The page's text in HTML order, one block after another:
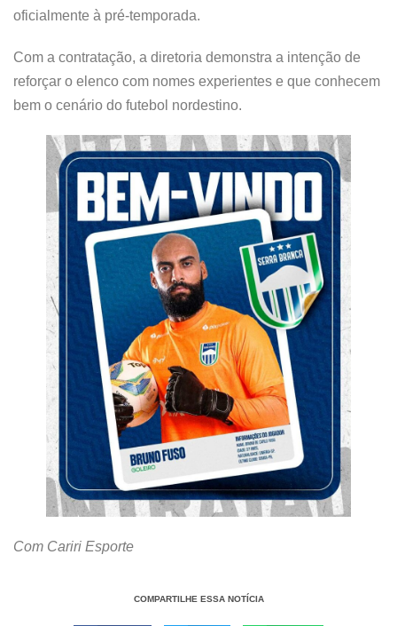
oficialmente à pré-temporada.
Com a contratação, a diretoria demonstra a intenção de
reforçar o elenco com nomes experientes e que conhecem
bem o cenário do futebol nordestino.
Com Cariri Esporte
COMPARTILHE ESSA NOTÍCIA